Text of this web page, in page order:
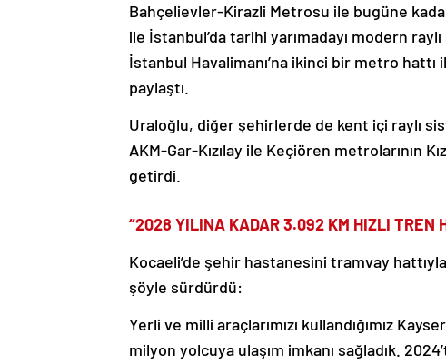
Bahçelievler-Kirazli Metrosu ile bugüne
ile İstanbul’da tarihi yarımadayı modern
İstanbul Havalimanı’na ikinci bir metro hattı
paylaştı.
Uraloğlu, diğer şehirlerde de kent içi raylı
AKM-Gar-Kızılay ile Keçiören metrolarının
getirdi.
“2028 YILINA KADAR 3.092 KM HIZLI TREN
Kocaeli’de şehir hastanesini tramvay
şöyle sürdürdü:
Yerli ve milli araçlarımızı kullandığımız
milyon yolcuya ulaşım imkanı sağladık.